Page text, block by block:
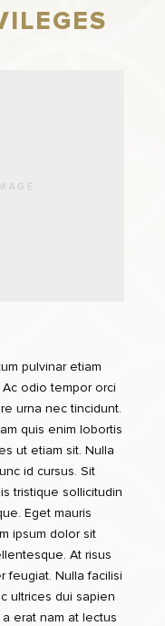
pulvinar etiam
odio tempor orci
urna nec tincidunt.
quis enim lobortis
ut etiam sit. Nulla
id cursus. Sit
tristique sollicitudin
Eget mauris
ipsum dolor sit
At risus
feugiat. Nulla facilisi
ultrices dui sapien
erat nam at lectus